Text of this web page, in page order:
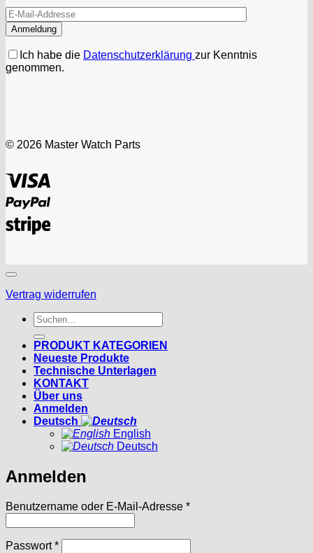
Ich habe die Datenschutzerklärung zur Kenntnis
genommen.
© 2026 Master Watch Parts
PayPal
Stripe
Vertrag widerrufen
Suchen
nach:
PRODUKT KATEGORIEN
Neueste Produkte
Technische Unterlagen
KONTAKT
Über uns
Anmelden
Deutsch
English
Deutsch
Anmelden
Benutzername oder E-Mail-Adresse *Erforderlich
Passwort*Erforderlich